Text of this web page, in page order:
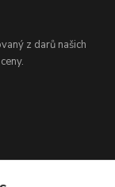
z darů našich